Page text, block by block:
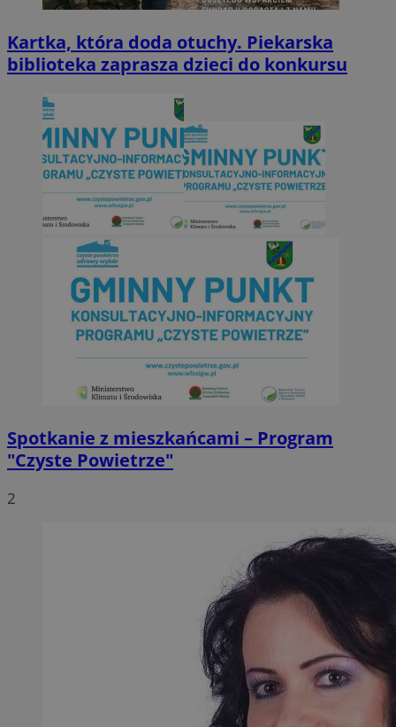
Kartka, która doda otuchy. Piekarska
biblioteka zaprasza dzieci do konkursu
Spotkanie z mieszkańcami – Program
"Czyste Powietrze"
2